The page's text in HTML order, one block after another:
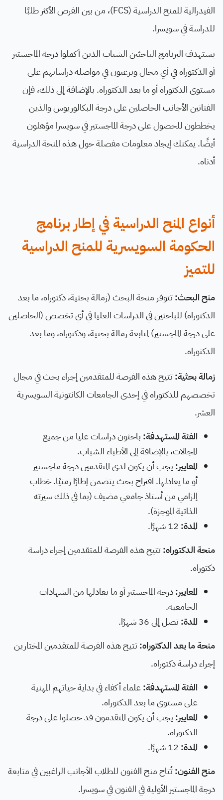
الفيدرالية للمنح الدراسية (FCS)، من بين الفرص الأكثر طلبًا
للدراسة في سويسرا.
يستهدف البرنامج الباحثين الشباب الذين أكملوا درجة الماجستير
أو الدكتوراه في أي مجال ويرغبون في مواصلة دراساتهم على
مستوى الدكتوراه أو ما بعد الدكتوراه. بالإضافة إلى ذلك، فإن
الفنانين الأجانب الحاصلين على درجة البكالوريوس والذين
يخططون للحصول على درجة الماجستير في سويسرا مؤهلون
أيضًا. يمكنك إيجاد معلومات مفصلة حول هذه المنحة الدراسية
أدناه.
أنواع المنح الدراسية في إطار برنامج
الحكومة السويسرية للمنح الدراسية
للتميز
منح البحث:تتوفر منحة البحث (زمالة بحثية، دكتوراه، ما بعد
الدكتوراه) للباحثين في الدراسات العليا في أي تخصص (الحاصلين
على درجة الماجستير) لمتابعة زمالة بحثية، ودكتوراه، وما بعد
الدكتوراه.
زمالة بحثية:تتيح هذه الفرصة للمتقدمين إجراء بحث في مجال
تخصصهم للدكتوراه في إحدى الجامعات الكانتونية السويسرية
العشر.
الفئة المستهدفة: باحثون دراسات عليا من جميع
المجالات، بالإضافة إلى الأطباء الشباب.
المعايير: يجب أن يكون لدى المتقدمين درجة ماجستير
أو ما يعادلها. اقتراح بحث يتضمن إطارًا زمنيًا. خطاب
إلزامي من أستاذ جامعي مضيف (بما في ذلك سيرته
الذاتية الموجزة).
المدة:
منحة الدكتوراه:تتيح هذه الفرصة للمتقدمين إجراء دراسة
دكتوراه.
المعايير:درجة الماجستير أو ما يعادلها من الشهادات
الجامعية.
المدة:تصل إلى 36 شهرًا.
منحة ما بعد الدكتوراه:تتيح هذه الفرصة للمتقدمين المختارين
إجراء دراسة دكتوراه.
الفئة المستهدفة: علماء أكفاء في بداية حياتهم المهنية
على مستوى ما بعد الدكتوراه.
المعايير: يجب أن يكون المتقدمون قد حصلوا على درجة
الدكتوراه.
المدة:
منح الفنون:تُتاح منح الفنون للطلاب الأجانب الراغبين في متابعة
درجة الماجستير الأولية في الفنون في سويسرا.